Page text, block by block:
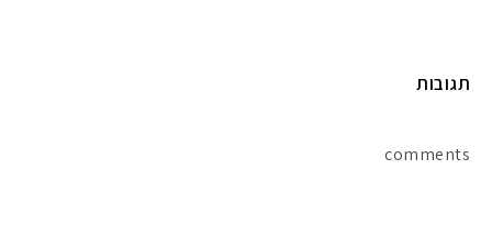
תגובות
comments